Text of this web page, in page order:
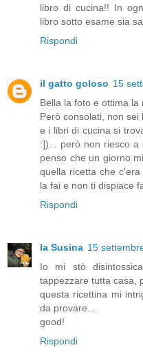
libro di cucina!! In
libro sotto esame sia
Rispondi
il gatto goloso 15
Bella la foto e ottima la
Però consolati, non
e i libri di cucina si
:])... però non riesco
penso che un giorno
quella ricetta che
la fai e non ti dispiace
Rispondi
la Susina 15
Io mi stò
tappezzare tutta casa,
questa ricettina mi
da provare...
good!
Rispondi